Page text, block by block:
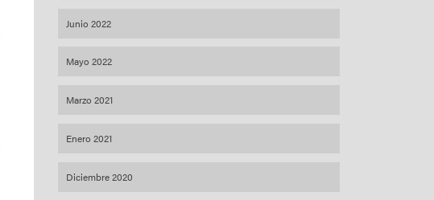
Junio 2022
Mayo 2022
Marzo 2021
Enero 2021
Diciembre 2020